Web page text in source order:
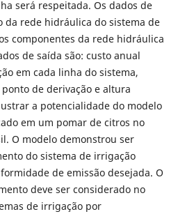
será respeitada. Os dados de
da rede hidráulica do sistema de
componentes da rede hidráulica
de saída são: custo anual
em cada linha do sistema,
de derivação e altura
a potencialidade do modelo
em um pomar de citros no
O modelo demonstrou ser
do sistema de irrigação
de emissão desejada. O
deve ser considerado no
de irrigação por